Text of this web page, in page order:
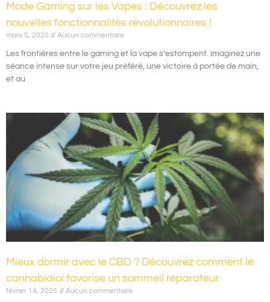
Mode Gaming sur les Vapes : Découvrez les
nouvelles fonctionnalités révolutionnaires !
mars 5, 2025 Aucun commentaire
Les frontières entre le gaming et la vape s’estompent. Imaginez une
séance intense sur votre jeu préféré, une victoire à portée de main,
et au
Mieux dormir avec le CBD ? Découvrez comment le
cannabidiol favorise un sommeil réparateur
février 14, 2025 Aucun commentaire